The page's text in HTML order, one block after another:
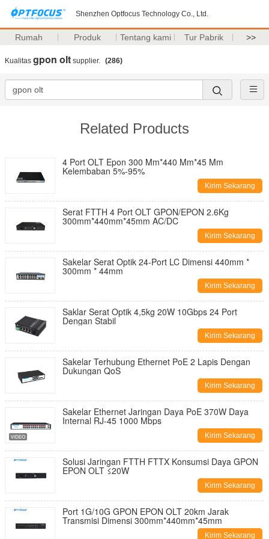
Shenzhen Optfocus Technology Co., Ltd.
Rumah Produk Tentang kami Tur Pabrik >>
Kualitas gpon olt supplier. (286)
Related Products
4 Port OLT Epon 300 Mm*440 Mm*45 Mm
Kelembaban 5%-95%
Kirim Sekarang
Serat FTTH 4 Port OLT GPON/EPON 2.6Kg
300mm*440mm*45mm AC/DC
Kirim Sekarang
Sakelar Serat Optik 24-Port LC Dimensi 440mm *
300mm * 44mm
Kirim Sekarang
Saklar Serat Optik 4,5kg 20W 10Gbps 24 Port
Dengan Stabil
Kirim Sekarang
Sakelar Terhubung Ethernet PoE 2 Lapis Dengan
Dukungan QoS
Kirim Sekarang
Sakelar Ethernet Jaringan Daya PoE 370W Daya
Internal RJ-45 1000 Mbps
Kirim Sekarang
Solusi Jaringan FTTH FTTX Konsumsi Daya GPON
EPON OLT ≤20W
Kirim Sekarang
Port 1G/10G GPON EPON OLT 20km Jarak
Transmisi Dimensi 300mm*440mm*45mm
Kirim Sekarang